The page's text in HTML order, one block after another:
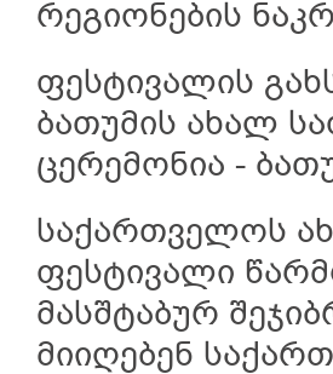
რეგიონების
ფესტივალის
ბათუმის ახალ
ცერემონია -
საქართველოს
ფესტივალი
მასშტაბურ
მიიღებენ